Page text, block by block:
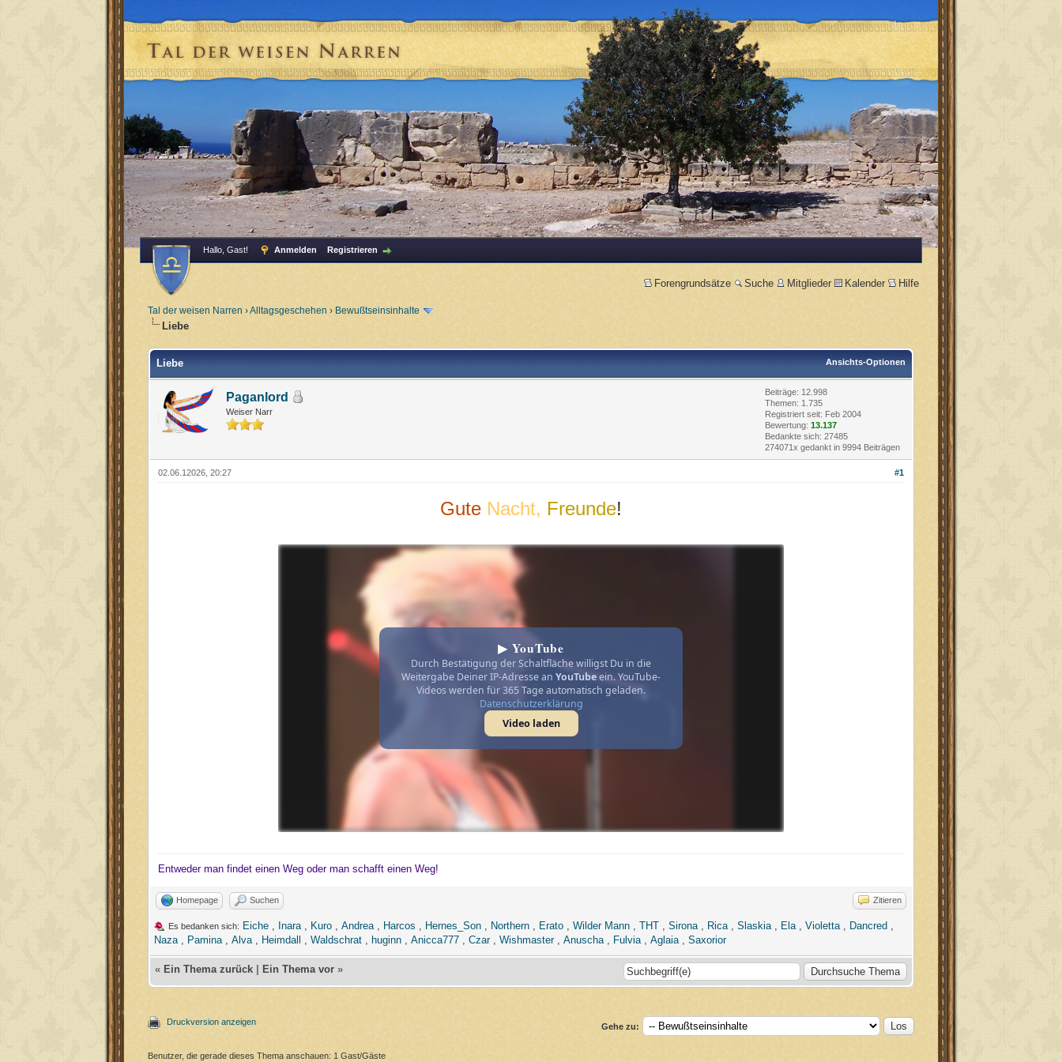
Hallo, Gast! Anmelden Registrieren
Forengrundsätze Suche Mitglieder Kalender Hilfe
Tal der weisen Narren ›Alltagsgeschehen › Bewußtseinsinhalte
Liebe
Ansichts-Optionen
Liebe
Paganlord
Weiser Narr
Beiträge: 12.998
Themen: 1.735
Registriert seit: Feb 2004
Bewertung: 13.137
Bedankte sich: 27485
274071x gedankt in 9994 Beiträgen
#1
02.06.12026, 20:27
Gute Nacht, Freunde!
▶ YouTube
Durch Bestätigung der Schaltfläche willigst Du in die
Weitergabe Deiner IP-Adresse an YouTubeein. YouTube-
Videos werden für 365 Tage automatisch geladen.
Datenschutzerklärung
Video laden
Entweder man findet einen Weg oder man schafft einen Weg!
Homepage Suchen Zitieren
Es bedanken sich: Eiche Inara Kuro Andrea Harcos Hernes_Son Northern Erato Wilder Mann THT Sirona Rica Slaskia Ela Violetta Dancred
Naza
Pamina Alva Heimdall Waldschrat huginn Anicca777 Czar, Wishmaster, Anuscha Fulvia Aglaia Saxorior
« Ein Thema zurück Ein Thema vor »
Druckversion anzeigen Gehe zu:
Benutzer, die gerade dieses Thema anschauen: 1 Gast/Gäste